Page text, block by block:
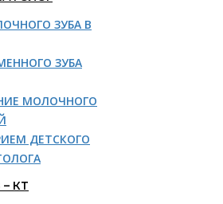
ЗУБА В
ЗУБА
МОЛОЧНОГО
ДЕТСКОГО
КТ